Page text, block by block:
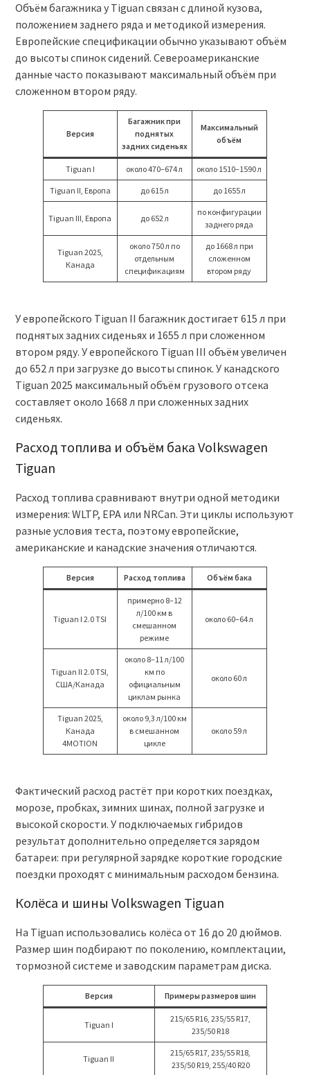
Объём багажника у Tiguan связан с длиной кузова,
положением заднего ряда и методикой измерения.
Европейские спецификации обычно указывают объём
до высоты спинок сидений. Североамериканские
данные часто показывают максимальный объём при
сложенном втором ряду.
Версия
Багажник при
поднятых
задних сиденьях
Максимальный
объём
Tiguan I около 470–674 л около 1510–1590 л
Tiguan II, Европа до 615 л до 1655 л
Tiguan III, Европа до 652 л
по конфигурации
заднего ряда
Tiguan 2025,
Канада
около 750 л по
отдельным
спецификациям
до 1668 л при
сложенном
втором ряду
У европейского Tiguan II багажник достигает 615 л при
поднятых задних сиденьях и 1655 л при сложенном
втором ряду. У европейского Tiguan III объём увеличен
до 652 л при загрузке до высоты спинок. У канадского
Tiguan 2025 максимальный объём грузового отсека
составляет около 1668 л при сложенных задних
сиденьях.
Расход топлива и объём бака Volkswagen
Tiguan
Расход топлива сравнивают внутри одной методики
измерения: WLTP, EPA или NRCan. Эти циклы используют
разные условия теста, поэтому европейские,
американские и канадские значения отличаются.
Версия Расход топлива Объём бака
Tiguan I 2.0 TSI
примерно 8–12
л/100 км в
смешанном
режиме
около 60–64 л
Tiguan II 2.0 TSI,
США/Канада
около 8–11 л/100
км по
официальным
циклам рынка
около 60 л
Tiguan 2025,
Канада
4MOTION
около 9,3 л/100 км
в смешанном
цикле
около 59 л
Фактический расход растёт при коротких поездках,
морозе, пробках, зимних шинах, полной загрузке и
высокой скорости. У подключаемых гибридов
результат дополнительно определяется зарядом
батареи: при регулярной зарядке короткие городские
поездки проходят с минимальным расходом бензина.
Колёса и шины Volkswagen Tiguan
На Tiguan использовались колёса от 16 до 20 дюймов.
Размер шин подбирают по поколению, комплектации,
тормозной системе и заводским параметрам диска.
Версия Примеры размеров шин
Tiguan I
215/65 R16, 235/55 R17,
235/50 R18
Tiguan II
215/65 R17, 235/55 R18,
235/50 R19, 255/40 R20